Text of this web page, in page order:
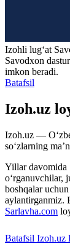
Izohli lugʻat
Savodxon
imkon beradi.
Batafsil
Izoh.uz
Izoh.uz —
so‘zlarning
Yillar davomida
o‘rganuvchilar,
boshqalar
aylantirganmiz.
Sarlavha.com
Batafsil Izoh.uz